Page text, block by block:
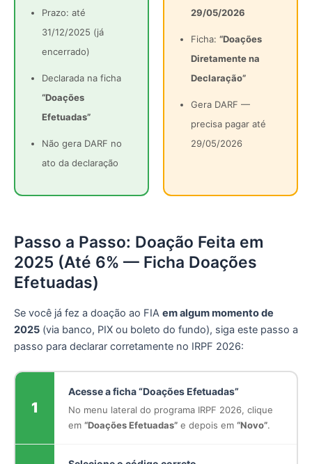
Prazo: até
31/12/2025 (já
encerrado)
Declarada na ficha
“Doações
Efetuadas”
Não gera DARF no
ato da declaração
29/05/2026
Ficha: “Doações
Diretamente na
Declaração”
Gera DARF —
precisa pagar até
29/05/2026
Passo a Passo: Doação Feita em
2025 (Até 6% — Ficha Doações
Efetuadas)
Se você já fez a doação ao FIA em algum momento de
2025 (via banco, PIX ou boleto do fundo), siga este passo a
passo para declarar corretamente no IRPF 2026:
1
Acesse a ficha “Doações Efetuadas”
No menu lateral do programa IRPF 2026, clique
em “Doações Efetuadas” e depois em “Novo”.